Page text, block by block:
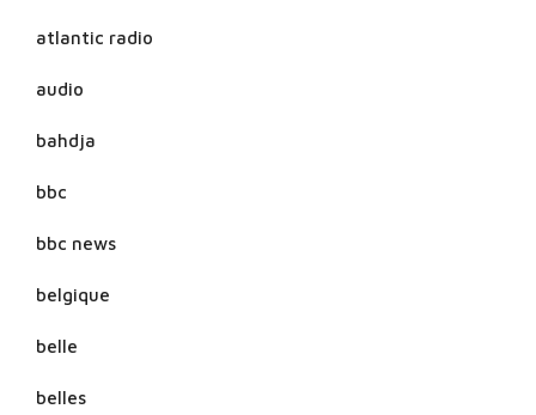
atlantic radio
audio
bahdja
bbc
bbc news
belgique
belle
belles